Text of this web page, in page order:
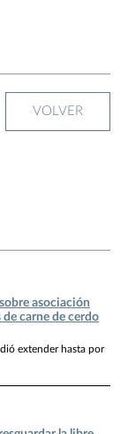
VOLVER
asociación
carne de cerdo
extender hasta por